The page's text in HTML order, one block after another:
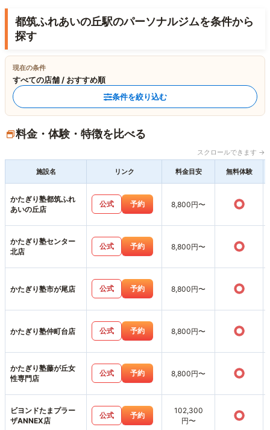
都筑ふれあいの丘駅のパーソナルジムを条件から
探す
現在の条件
すべての店舗 / おすすめ順
条件を絞り込む
料金・体験・特徴を比べる
スクロールできます →
施設名 リンク 料金目安 無料体験
かたぎり塾都筑ふれ
あいの丘店
公式 予約 8,800円〜 ○
かたぎり塾センター
北店
公式 予約 8,800円〜 ○
かたぎり塾市が尾店 公式 予約 8,800円〜 ○
かたぎり塾仲町台店 公式 予約 8,800円〜 ○
かたぎり塾藤が丘女
性専門店
公式 予約 8,800円〜 ○
ビヨンドたまプラー
ザANNEX店
公式 予約
102,300
円〜
○